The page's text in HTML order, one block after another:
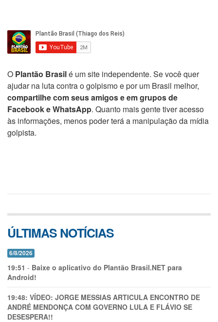
O Plantão Brasilé um site independente. Se você quer
ajudar na luta contra o golpismo e por um Brasil melhor,
compartilhe com seus amigos e em grupos de
Facebook e WhatsApp. Quanto mais gente tiver acesso
às informações, menos poder terá a manipulação da mídia
golpista.
ÚLTIMAS NOTÍCIAS
6/8/2026
19:51 - Baixe o aplicativo do Plantão Brasil.NET para
Android!
19:48: VÍDEO: JORGE MESSIAS ARTICULA ENCONTRO DE
ANDRÉ MENDONÇA COM GOVERNO LULA E FLÁVIO SE
DESESPERA!!